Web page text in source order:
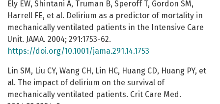
Ely EW, Shintani A, Truman B, Speroff T, Gordon SM,
Harrell FE, et al. Delirium as a predictor of mortality in
mechanically ventilated patients in the Intensive Care
Unit. JAMA. 2004; 291:1753-62.
https://doi.org/10.1001/jama.291.14.1753
Lin SM, Liu CY, Wang CH, Lin HC, Huang CD, Huang PY, et
al. The impact of delirium on the survival of
mechanically ventilated patients. Crit Care Med.